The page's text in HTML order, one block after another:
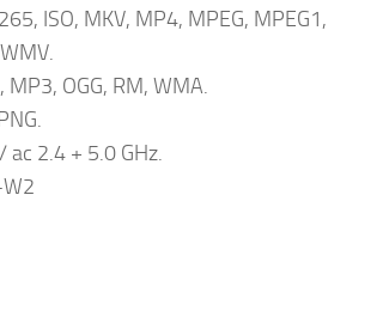
ISO, MKV, MP4, MPEG, MPEG1,
MP3, OGG, RM, WMA.
2.4 + 5.0 GHz.